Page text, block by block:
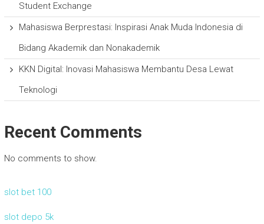
Student Exchange
Mahasiswa Berprestasi: Inspirasi Anak Muda Indonesia di
Bidang Akademik dan Nonakademik
KKN Digital: Inovasi Mahasiswa Membantu Desa Lewat
Teknologi
Recent Comments
No comments to show.
slot bet 100
slot depo 5k